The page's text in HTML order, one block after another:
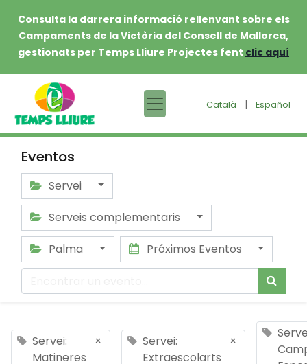
Consulta la darrera informació rellenvant sobre els
Campaments de la Victòria del Consell de Mallorca,
gestionats per Temps Lliure Projectes fent clic aquí
Català | Español
Eventos
Servei
Serveis complementaris
Palma
Próximos Eventos
Servei:
Matineres
×
Servei:
Extraescolarts
×